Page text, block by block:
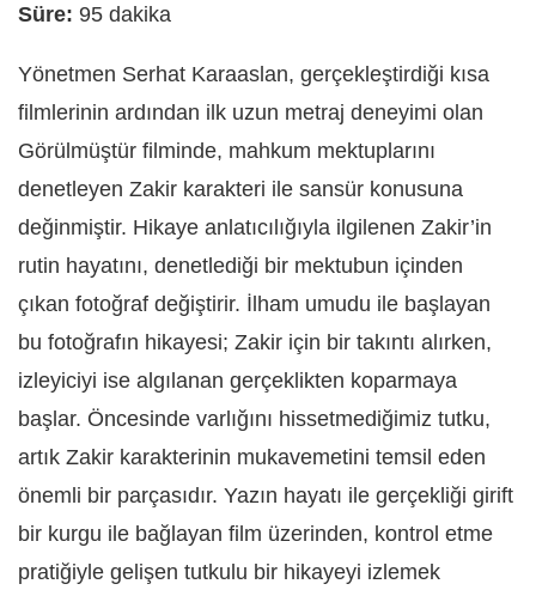
Süre: 95 dakika
Yönetmen Serhat Karaaslan, gerçekleştirdiği kısa
filmlerinin ardından ilk uzun metraj deneyimi olan
Görülmüştür filminde, mahkum mektuplarını
denetleyen Zakir karakteri ile sansür konusuna
değinmiştir. Hikaye anlatıcılığıyla ilgilenen Zakir’in
rutin hayatını, denetlediği bir mektubun içinden
çıkan fotoğraf değiştirir. İlham umudu ile başlayan
bu fotoğrafın hikayesi; Zakir için bir takıntı alırken,
izleyiciyi ise algılanan gerçeklikten koparmaya
başlar. Öncesinde varlığını hissetmediğimiz tutku,
artık Zakir karakterinin mukavemetini temsil eden
önemli bir parçasıdır. Yazın hayatı ile gerçekliği girift
bir kurgu ile bağlayan film üzerinden, kontrol etme
pratiğiyle gelişen tutkulu bir hikayeyi izlemek